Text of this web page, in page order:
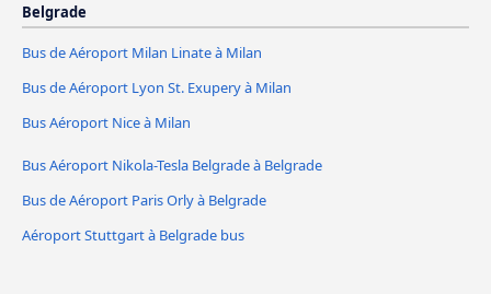
Belgrade
Bus de Aéroport Milan Linate à Milan
Bus de Aéroport Lyon St. Exupery à Milan
Bus Aéroport Nice à Milan
Bus Aéroport Nikola-Tesla Belgrade à Belgrade
Bus de Aéroport Paris Orly à Belgrade
Aéroport Stuttgart à Belgrade bus